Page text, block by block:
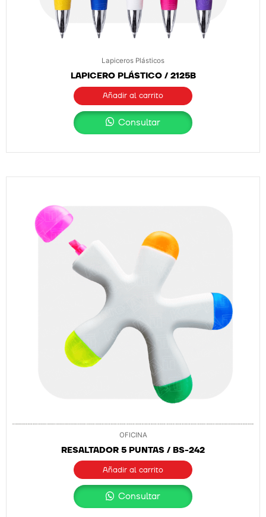
Lapiceros Plásticos
LAPICERO PLÁSTICO / 2125B
Añadir al carrito
Consultar
OFICINA
RESALTADOR 5 PUNTAS / BS-242
Añadir al carrito
Consultar